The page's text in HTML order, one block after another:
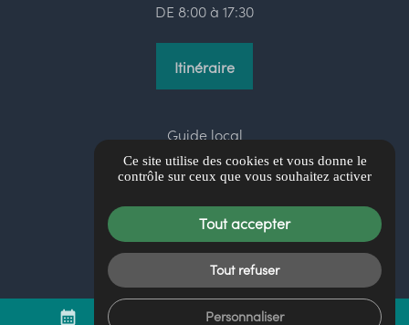
calendar_month mail
DE 8:00 à 17:30
Itinéraire
Guide local
Informations complémentaires
Mentions légales
Politique de confidentialité
Gestion des cookies
Ce site utilise des cookies et vous donne le
contrôle sur ceux que vous souhaitez activer
Tout accepter
Tout refuser
Personnaliser